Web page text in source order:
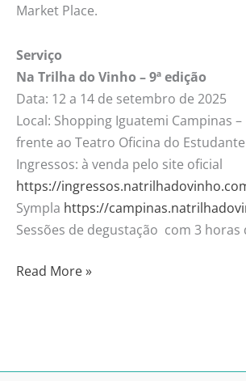
Market Place.
Serviço
Na Trilha do Vinho – 9ª edição
Data: 12 a 14 de setembro de 2025
Local: Shopping Iguatemi Campinas –
frente ao Teatro Oficina do Estudante
Ingressos: à venda pelo site oficial
https://
Sympla https://
Sessões de degustação com 3 horas
Read More »